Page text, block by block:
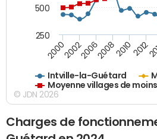
Intville-la-Guétard
Moyenne villages de
200020022006200820102012
250
500
© JDN 2026
Charges de